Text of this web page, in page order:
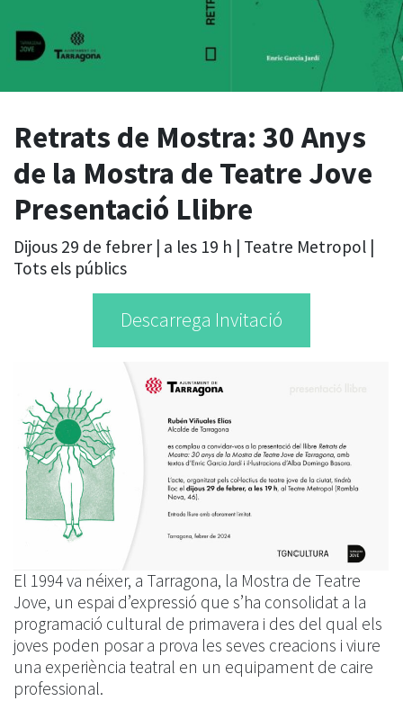
Retrats de Mostra: 30 Anys
de la Mostra de Teatre Jove
Presentació Llibre
Dijous 29 de febrer | a les 19 h | Teatre Metropol |
Tots els públics
Descarrega Invitació
El 1994 va néixer, a Tarragona, la Mostra de Teatre
Jove, un espai d’expressió que s’ha consolidat a la
programació cultural de primavera i des del qual els
joves poden posar a prova les seves creacions i viure
una experiència teatral en un equipament de caire
professional.